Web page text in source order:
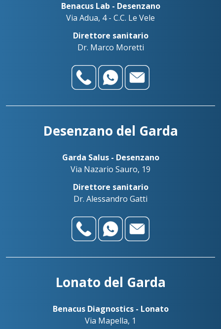
Benacus Lab - Desenzano
Via Adua, 4 - C.C. Le Vele
Direttore sanitario
Dr. Marco Moretti
Desenzano del Garda
Garda Salus - Desenzano
Via Nazario Sauro, 19
Direttore sanitario
Dr. Alessandro Gatti
Lonato del Garda
Benacus Diagnostics - Lonato
Via Mapella, 1